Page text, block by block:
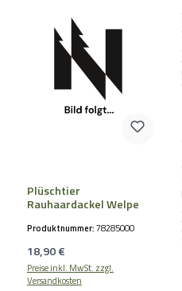
Plüschtier
Rauhaardackel Welpe
Produktnummer:78285000
Regulärer Preis:
18,90 €
Preise inkl. MwSt. zzgl.
Versandkosten